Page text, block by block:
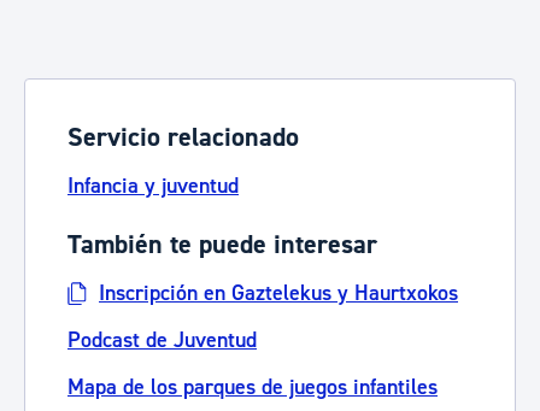
Servicio relacionado
Infancia y juventud
También te puede interesar
Inscripción en Gaztelekus y Haurtxokos
Podcast de Juventud
Mapa de los parques de juegos infantiles